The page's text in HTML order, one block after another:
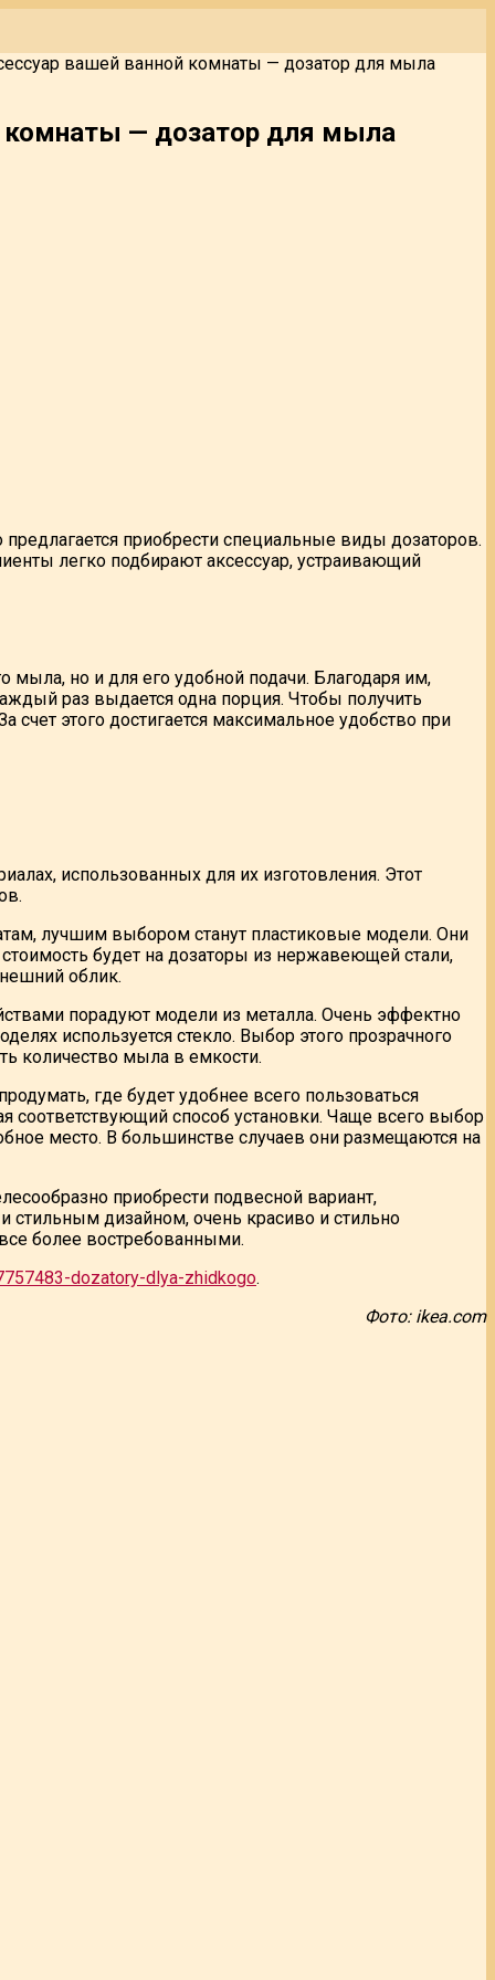
вашей ванной комнаты — дозатор для мыла
комнаты — дозатор для мыла
приобрести специальные виды дозаторов.
легко подбирают аксессуар, устраивающий
но и для его удобной подачи. Благодаря им,
раз выдается одна порция. Чтобы получить
счет этого достигается максимальное удобство при
использованных для их изготовления. Этот
лучшим выбором станут пластиковые модели. Они
будет на дозаторы из нержавеющей стали,
облик.
порадуют модели из металла. Очень эффектно
используется стекло. Выбор этого прозрачного
количество мыла в емкости.
где будет удобнее всего пользоваться
соответствующий способ установки. Чаще всего выбор
место. В большинстве случаев они размещаются на
приобрести подвесной вариант,
стильным дизайном, очень красиво и стильно
более востребованными.
dozatory-dlya-zhidkogo.
Фото: ikea.com